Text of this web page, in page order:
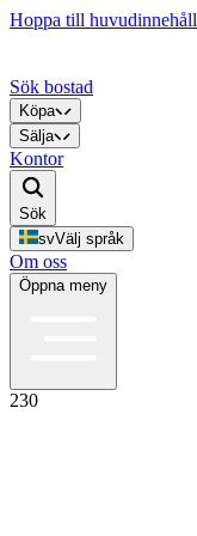
Hoppa till huvudinnehåll
Sök bostad
Köpa
Sälja
Kontor
Sök
svVälj språk
Om oss
Öppna meny
230